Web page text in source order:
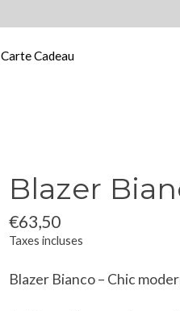
Carte Cadeau
Blazer
€63,50
Taxes incluses
Blazer Bianco – Chic